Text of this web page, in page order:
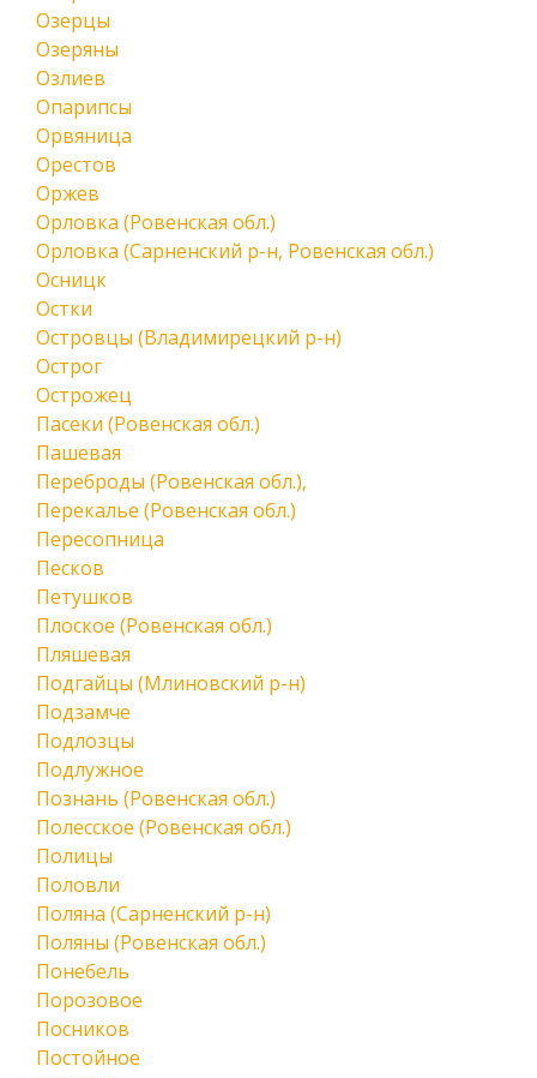
Озерцы
Озеряны
Озлиев
Опарипсы
Орвяница
Орестов
Оржев
Орловка (Ровенская обл.)
Орловка (Сарненский р-н, Ровенская обл.)
Осницк
Остки
Островцы (Владимирецкий р-н)
Острог
Острожец
Пасеки (Ровенская обл.)
Пашевая
Переброды (Ровенская обл.),
Перекалье (Ровенская обл.)
Пересопница
Песков
Петушков
Плоское (Ровенская обл.)
Пляшевая
Подгайцы (Млиновский р-н)
Подзамче
Подлозцы
Подлужное
Познань (Ровенская обл.)
Полесское (Ровенская обл.)
Полицы
Половли
Поляна (Сарненский р-н)
Поляны (Ровенская обл.)
Понебель
Порозовое
Посников
Постойное